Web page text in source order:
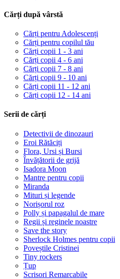
Cărți după vârstă
Cărți pentru Adolescenți
Cărți pentru copilul tău
Cărți copii 1 - 3 ani
Cărți copii 4 - 6 ani
Cărți copii 7 - 8 ani
Cărți copii 9 - 10 ani
Cărți copii 11 - 12 ani
Cărți copii 12 - 14 ani
Serii de cărți
Detectivii de dinozauri
Eroi Rătăciți
Flora, Ursi și Bursi
Învățătorii de grijă
Isadora Moon
Mantre pentru copii
Miranda
Mituri și legende
Norișorul roz
Polly și papagalul de mare
Regii și reginele noastre
Save the story
Sherlock Holmes pentru copii
Poveștile Cristinei
Tiny rockers
Țup
Scrisori Remarcabile